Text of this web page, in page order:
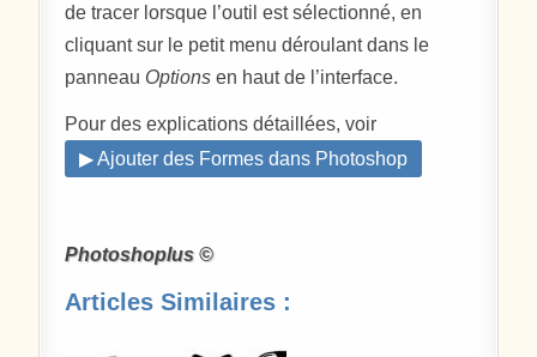
de tracer lorsque l’outil est sélectionné, en
cliquant sur le petit menu déroulant dans le
panneau Options en haut de l’interface.
Pour des explications détaillées, voir
▶ Ajouter des Formes dans Photoshop
Photoshoplus ©
Articles Similaires :